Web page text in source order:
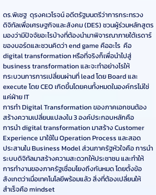
ดร.พิเชฐ  ดุรงคเวโรจน์ อดีตรัฐมนตรีว่าการกระทรวง
ดิจิทัลเพื่อเศรษฐกิจและสังคม (DES) ชวนผู้ร่วมหลักสูตร
มองว่ามีปัจจัยอะไรบ้างที่ต้องนำมาพิจารณาภายใต้เรดาร์
ของบอร์ดและชวนคิดว่า end game คืออะไร  คือ
digital transformation หรือที่จริงก็เพื่อนำไปสู่
business transformation และจะทำอย่างไรให้
กระบวนการการเปลี่ยนผ่านที่ lead โดย Board และ
execute โดย CEO เกิดขึ้นโดยคนทั้งหมดในองค์กรไม่ใช่
แค่ฝ่าย IT
การทำ Digital Transformation ของภาคเอกชนต้อง
สร้างความเปลี่ยนแปลงใน 3 องค์ประกอบหลักคือ
การนำ digital transformation มาสร้าง Customer
Experience มาใช้ใน Operation Process และสอด
ประสานใน Business Model ส่วนภาครัฐหัวใจคือ การนำ
ระบบดิจิทัลมาสร้างความสะดวกให้ประชาชน และทำให้
การทำงานของภาครัฐเชื่อมโยงถึงกันหมด โดยตั้งข้อ
สังเกตว่าเมื่อเทคโนโลยีพร้อมแล้ว สิ่งที่ต้องเปลี่ยนให้
สำเร็จคือ mindset